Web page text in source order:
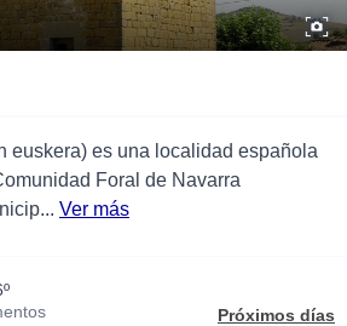
euskera) es una localidad española
Foral de Navarra
Ver más
Próximos días